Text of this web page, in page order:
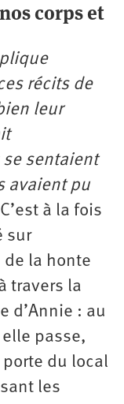
corps et
récits de
leur
sentaient
avaient pu
C’est à la fois
sur
de la honte
travers la
d’Annie : au
passe,
du local
les